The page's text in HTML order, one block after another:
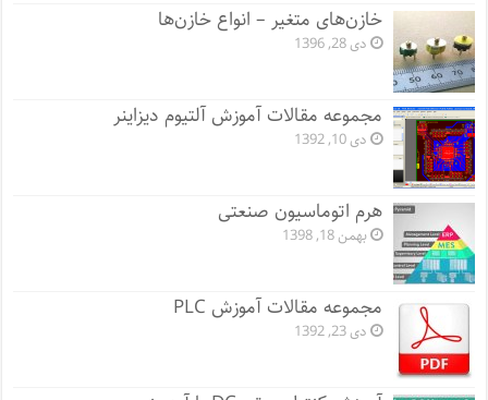
خازن‌های متغیر – انواع خازن‌ها
دی 28, 1396
مجموعه مقالات آموزش آلتیوم دیزاینر
دی 10, 1392
هرم اتوماسیون صنعتی
بهمن 18, 1398
مجموعه مقالات آموزش PLC
دی 23, 1392